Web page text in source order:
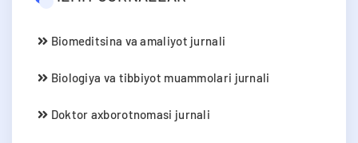
Biomeditsina va amaliyot jurnali
Biologiya va tibbiyot muammolari jurnali
Doktor axborotnomasi jurnali